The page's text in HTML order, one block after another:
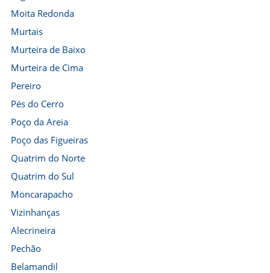
Moita Redonda
Murtais
Murteira de Baixo
Murteira de Cima
Pereiro
Pés do Cerro
Poço da Areia
Poço das Figueiras
Quatrim do Norte
Quatrim do Sul
Moncarapacho
Vizinhanças
Alecrineira
Pechão
Belamandil